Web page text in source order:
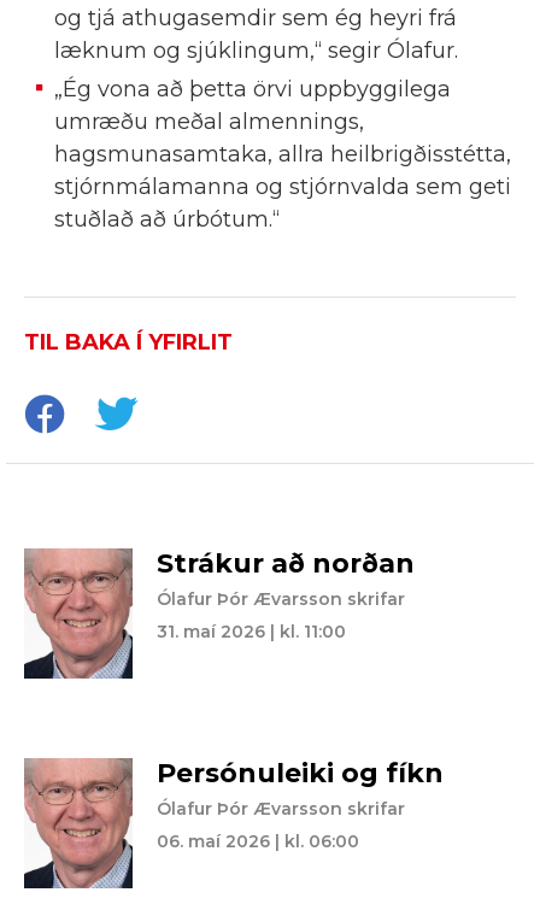
og tjá athugasemdir sem ég heyri frá
læknum og sjúklingum,“ segir Ólafur.
„Ég vona að þetta örvi uppbyggilega
umræðu meðal almennings,
hagsmunasamtaka, allra heilbrigðisstétta,
stjórnmálamanna og stjórnvalda sem geti
stuðlað að úrbótum.“
TIL BAKA Í YFIRLIT
Strákur að norðan
Ólafur Þór Ævarsson skrifar
31. maí 2026 | kl. 11:00
Persónuleiki og fíkn
Ólafur Þór Ævarsson skrifar
06. maí 2026 | kl. 06:00